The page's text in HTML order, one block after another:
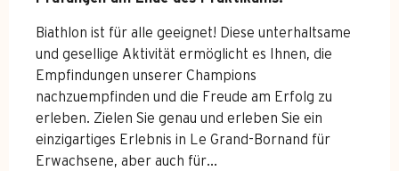
Biathlon ist für alle geeignet! Diese unterhaltsame
und gesellige Aktivität ermöglicht es Ihnen, die
Empfindungen unserer Champions
nachzuempfinden und die Freude am Erfolg zu
erleben. Zielen Sie genau und erleben Sie ein
einzigartiges Erlebnis in Le Grand-Bornand für
Erwachsene, aber auch für...